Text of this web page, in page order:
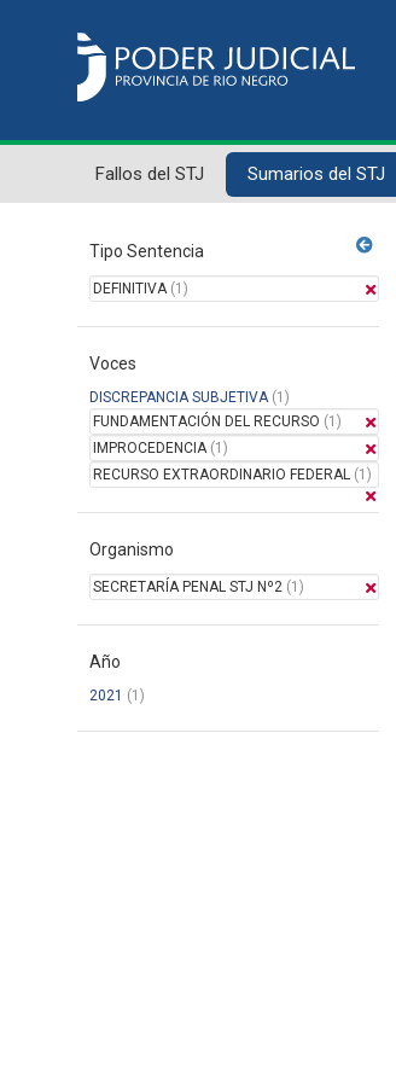
Fallos del STJ Sumarios del STJ
Tipo Sentencia
DEFINITIVA(1)
Voces
DISCREPANCIA SUBJETIVA(1)
FUNDAMENTACIÓN DEL RECURSO (1)
IMPROCEDENCIA(1)
RECURSO EXTRAORDINARIO FEDERAL (1)
Organismo
SECRETARÍA PENAL STJ Nº2 (1)
Año
2021 (1)